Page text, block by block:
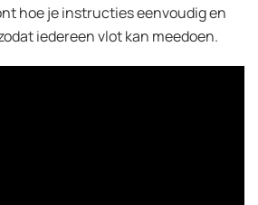
hoe je instructies eenvoudig en
iedereen vlot kan meedoen.